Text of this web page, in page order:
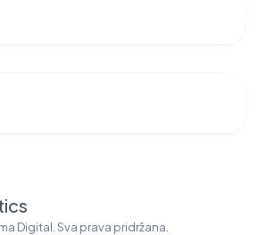
Digital. Sva prava pridržana.